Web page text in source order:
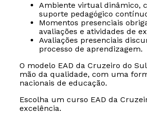
Ambiente virtual dinâmico,
suporte pedagógico
Momentos presenciais
avaliações e atividades de
Avaliações presenciais
processo de aprendizagem.
O modelo EAD da Cruzeiro do
mão da qualidade, com uma
nacionais de educação.
Escolha um curso EAD da
excelência.